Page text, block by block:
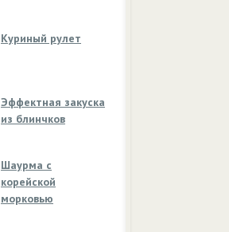
Куриный рулет
Эффектная закуска
из блинчков
Шаурма с
корейской
морковью